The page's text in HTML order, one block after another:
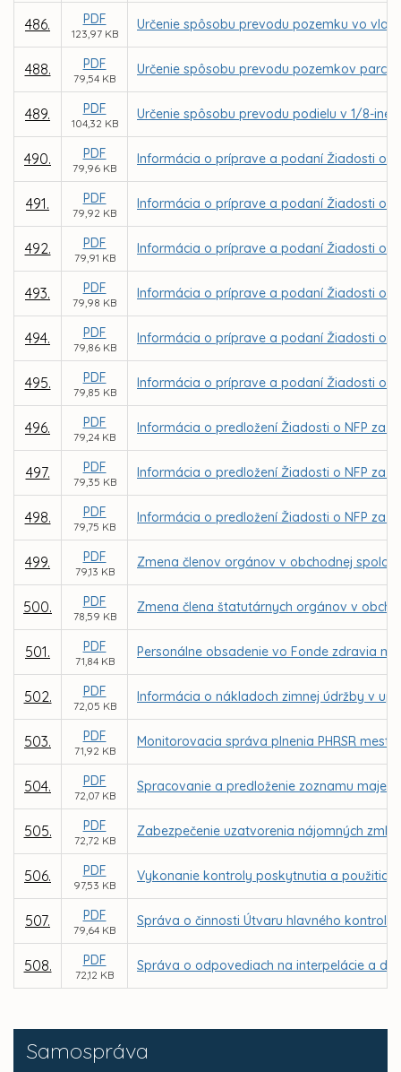
Samospráva
486. PDF
123,97 KB
Určenie spôsobu prevodu pozemku vo
488. PDF
79,54 KB
Určenie spôsobu prevodu pozemkov parc. C
489. PDF
104,32 KB
Určenie spôsobu prevodu podielu v 1/8-ine
490. PDF
79,96 KB
Informácia o príprave a podaní Žiadosti o
491. PDF
79,92 KB
Informácia o príprave a podaní Žiadosti o
492. PDF
79,91 KB
Informácia o príprave a podaní Žiadosti o
493. PDF
79,98 KB
Informácia o príprave a podaní Žiadosti o
494. PDF
79,86 KB
Informácia o príprave a podaní Žiadosti o
495. PDF
79,85 KB
Informácia o príprave a podaní Žiadosti o
496. PDF
79,24 KB
Informácia o predložení Žiadosti o NFP za
497. PDF
79,35 KB
Informácia o predložení Žiadosti o NFP za
498. PDF
79,75 KB
Informácia o predložení Žiadosti o NFP za
499. PDF
79,13 KB
Zmena členov orgánov v obchodnej
500. PDF
78,59 KB
Zmena člena štatutárnych orgánov v
501. PDF
71,84 KB
Personálne obsadenie vo Fonde zdravia
502. PDF
72,05 KB
Informácia o nákladoch zimnej údržby v
503. PDF
71,92 KB
Monitorovacia správa plnenia PHRSR
504. PDF
72,07 KB
Spracovanie a predloženie zoznamu
505. PDF
72,72 KB
Zabezpečenie uzatvorenia nájomných
506. PDF
97,53 KB
Vykonanie kontroly poskytnutia a použitia
507. PDF
79,64 KB
Správa o činnosti Útvaru hlavného
508. PDF
72,12 KB
Správa o odpovediach na interpelácie a